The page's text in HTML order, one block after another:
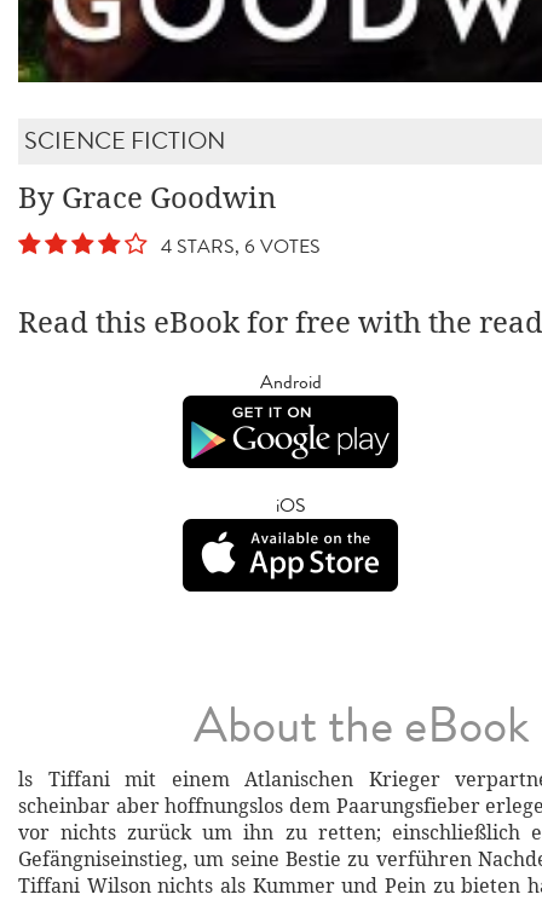
SCIENCE FICTION
By Grace Goodwin
4 STARS, 6 VOTES
Read this eBook for free with the
Android
iOS
About the eBook
ls Tiffani mit einem Atlanischen Krieger
scheinbar aber hoffnungslos dem Paarungsfieber
vor nichts zurück um ihn zu retten; einschließlich
Gefängniseinstieg, um seine Bestie zu verführen
Tiffani Wilson nichts als Kummer und Pein zu bieten